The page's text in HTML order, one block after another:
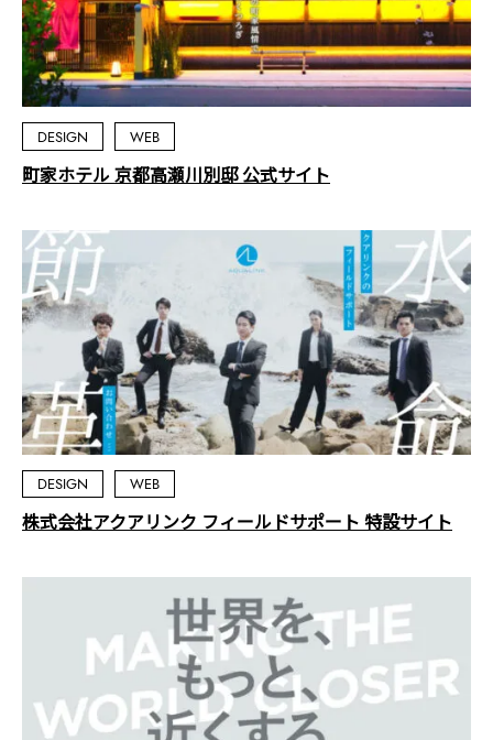
DESIGN WEB
町家ホテル 京都高瀬川別邸 公式サイト
DESIGN WEB
株式会社アクアリンク フィールドサポート 特設サイト